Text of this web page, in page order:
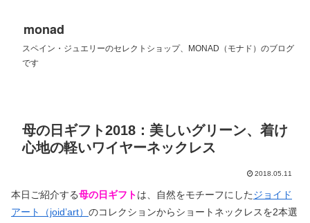
monad
スペイン・ジュエリーのセレクトショップ、MONAD（モナド）のブログ
です
母の日ギフト2018：美しいグリーン、着け
心地の軽いワイヤーネックレス
2018.05.11
本日ご紹介する母の日ギフトは、自然をモチーフにしたジョイド
アート（joid’art） のコレクションからショートネックレスを2本選